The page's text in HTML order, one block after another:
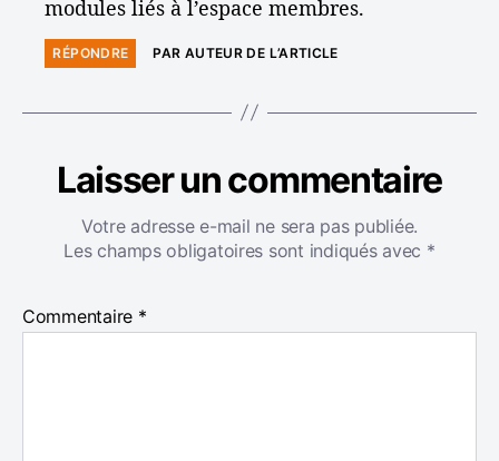
modules liés à l’espace membres.
RÉPONDRE PAR AUTEUR DE L’ARTICLE
Laisser un commentaire
Votre adresse e-mail ne sera pas publiée.
Les champs obligatoires sont indiqués avec *
Commentaire *